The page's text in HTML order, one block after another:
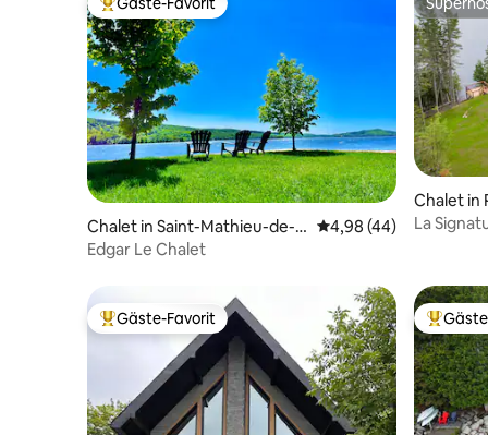
Beliebter Gäste-Favorit.
Chalet in Saint-Mathieu-de-Ri
oux
Durchschnittliche
4,98 (44)
Edgar Le Chalet
Chalet in
La
Beliebter Gäste-Favorit.
Gäste-Favorit